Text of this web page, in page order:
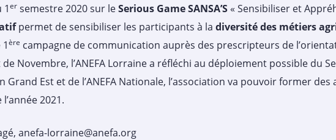
1er semestre 2020 sur leSerious Game SANSA’S « Sensibiliser et
permet de sensibiliser les participants à la diversité des métiers
ère campagne de communication auprès des prescripteurs de
Novembre, l’ANEFA Lorraine a réfléchi au déploiement possible du
Est et de l’ANEFA Nationale, l’association va pouvoir former des
2021.
anefa-lorraine@anefa.org